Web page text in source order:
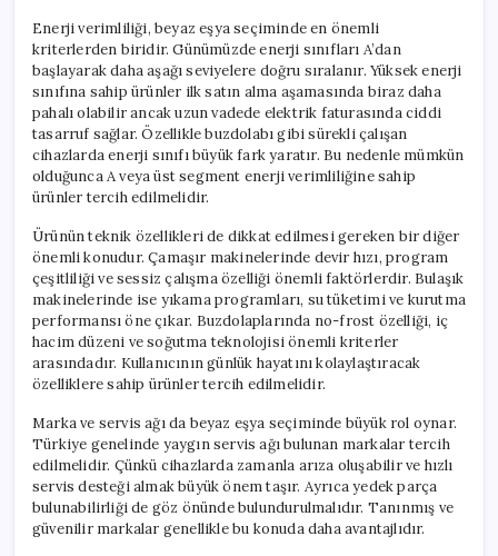
Enerji verimliliği, beyaz eşya seçiminde en önemli
kriterlerden biridir. Günümüzde enerji sınıfları A’dan
başlayarak daha aşağı seviyelere doğru sıralanır. Yüksek enerji
sınıfına sahip ürünler ilk satın alma aşamasında biraz daha
pahalı olabilir ancak uzun vadede elektrik faturasında ciddi
tasarruf sağlar. Özellikle buzdolabı gibi sürekli çalışan
cihazlarda enerji sınıfı büyük fark yaratır. Bu nedenle mümkün
olduğunca A veya üst segment enerji verimliliğine sahip
ürünler tercih edilmelidir.
Ürünün teknik özellikleri de dikkat edilmesi gereken bir diğer
önemli konudur. Çamaşır makinelerinde devir hızı, program
çeşitliliği ve sessiz çalışma özelliği önemli faktörlerdir. Bulaşık
makinelerinde ise yıkama programları, su tüketimi ve kurutma
performansı öne çıkar. Buzdolaplarında no-frost özelliği, iç
hacim düzeni ve soğutma teknolojisi önemli kriterler
arasındadır. Kullanıcının günlük hayatını kolaylaştıracak
özelliklere sahip ürünler tercih edilmelidir.
Marka ve servis ağı da beyaz eşya seçiminde büyük rol oynar.
Türkiye genelinde yaygın servis ağı bulunan markalar tercih
edilmelidir. Çünkü cihazlarda zamanla arıza oluşabilir ve hızlı
servis desteği almak büyük önem taşır. Ayrıca yedek parça
bulunabilirliği de göz önünde bulundurulmalıdır. Tanınmış ve
güvenilir markalar genellikle bu konuda daha avantajlıdır.